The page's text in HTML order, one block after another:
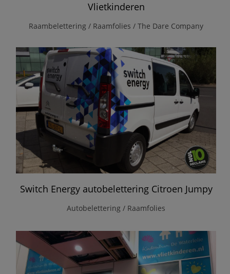
Vlietkinderen
Raambelettering / Raamfolies / The Dare Company
Switch Energy autobelettering Citroen Jumpy
Autobelettering / Raamfolies